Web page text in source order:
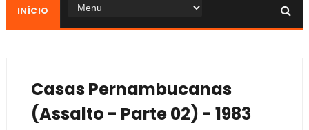
INÍCIO
Casas Pernambucanas
(Assalto - Parte 02) - 1983